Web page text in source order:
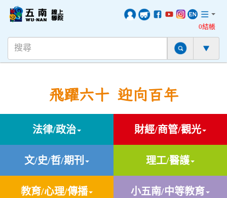
0結帳
飛躍六十 迎向百年
法律/政治 財經/商管/觀光
文/史/哲/期刊 理工/醫護
教育/心理/傳播 小五南/中等教育